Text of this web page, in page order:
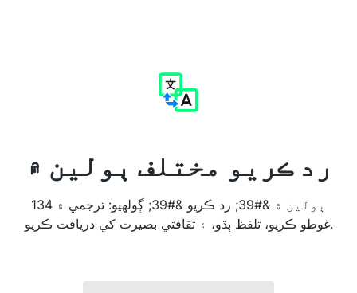
رد ڪريو مختلف ٻولين ۾
134 ٻولين ۾ &#39; رد ڪريو &#39; ڳولهيو: ترجمي ۾
غوطو ڪريو، تلفظ ٻڌو، ۽ ثقافتي بصيرت کي دريافت ڪريو.